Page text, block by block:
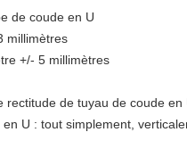
de coude en U
millimètres
+/- 5 millimètres
rectitude de tuyau de coude
U : tout simplement,